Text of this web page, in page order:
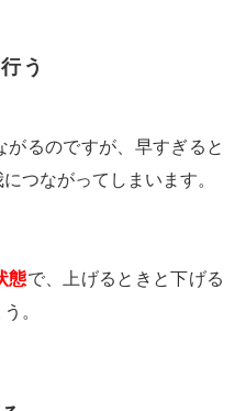
う
がるのですが、早すぎると
つながってしまいます。
態で、上げるときと下げる
。